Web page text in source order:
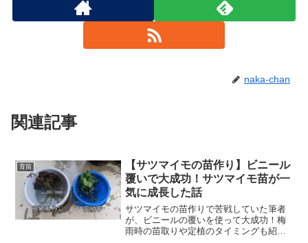
naka-chan
関連記事
育苗
【サツマイモの苗作り】ビニール
覆いで大成功！サツマイモ苗が一
気に成長した話
サツマイモの苗作りで苦戦していた筆者
が、ビニールの覆いを使って大成功！梅
雨時の苗取りや定植のタイミングも紹介